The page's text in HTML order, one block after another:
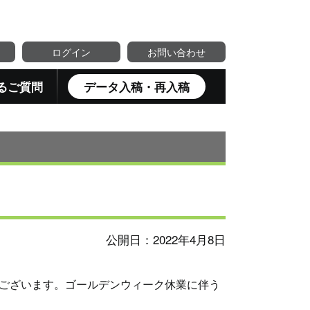
ログイン お問い合わせ
ご質問 データ入稿・再入稿
公開日：2022年4月8日
ざいます。ゴールデンウィーク休業に伴う